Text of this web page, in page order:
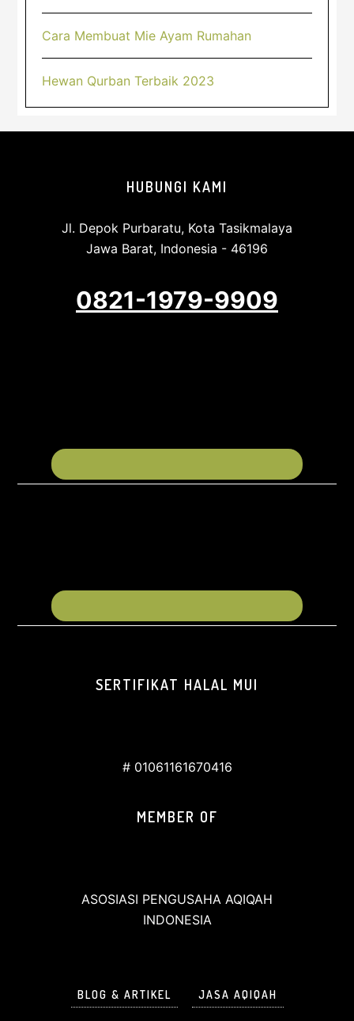
Cara Membuat Mie Ayam Rumahan
Hewan Qurban Terbaik 2023
HUBUNGI KAMI
Jl. Depok Purbaratu, Kota Tasikmalaya
Jawa Barat, Indonesia - 46196
0821-1979-9909
SERTIFIKAT HALAL MUI
# 01061161670416
MEMBER OF
ASOSIASI PENGUSAHA AQIQAH
INDONESIA
BLOG & ARTIKEL JASA AQIQAH